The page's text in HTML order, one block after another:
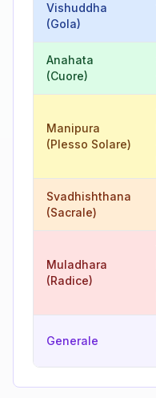
Vishuddha
(Gola)
Anahata
(Cuore)
Manipura
(Plesso Solare)
Svadhishthana
(Sacrale)
Muladhara
(Radice)
Generale